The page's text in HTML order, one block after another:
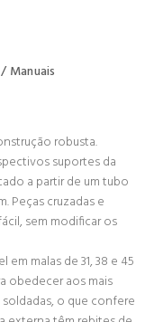
Manuais
robusta.
suportes da
a partir de um tubo
Peças cruzadas e
sem modificar os
malas de 31, 38 e 45
obedecer aos mais
soldadas, o que confere